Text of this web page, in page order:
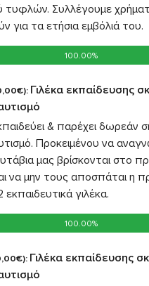
τυφλών. Συλλέγουμε
για τα ετήσια εμβόλιά του.
100.00%
100.00%
Γιλέκα εκπαίδευσης
& παρέχει δωρεάν
Προκειμένου να
μας βρίσκονται στο
να μην τους αποσπάται η
γιλέκα.
100.00%
100.00%
Γιλέκα εκπαίδευσης